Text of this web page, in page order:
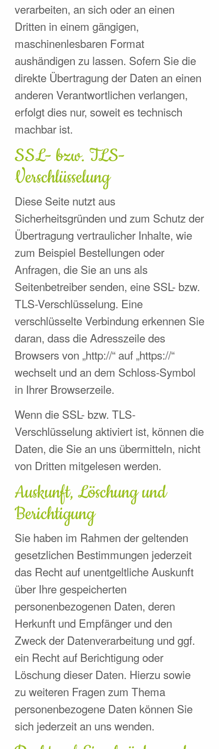
verarbeiten, an sich oder an einen
Dritten in einem gängigen,
maschinenlesbaren Format
aushändigen zu lassen. Sofern Sie die
direkte Übertragung der Daten an einen
anderen Verantwortlichen verlangen,
erfolgt dies nur, soweit es technisch
machbar ist.
SSL- bzw. TLS-
Verschlüsselung
Diese Seite nutzt aus
Sicherheitsgründen und zum Schutz der
Übertragung vertraulicher Inhalte, wie
zum Beispiel Bestellungen oder
Anfragen, die Sie an uns als
Seitenbetreiber senden, eine SSL- bzw.
TLS-Verschlüsselung. Eine
verschlüsselte Verbindung erkennen Sie
daran, dass die Adresszeile des
Browsers von „http://“ auf „https://“
wechselt und an dem Schloss-Symbol
in Ihrer Browserzeile.
Wenn die SSL- bzw. TLS-
Verschlüsselung aktiviert ist, können die
Daten, die Sie an uns übermitteln, nicht
von Dritten mitgelesen werden.
Auskunft, Löschung und
Berichtigung
Sie haben im Rahmen der geltenden
gesetzlichen Bestimmungen jederzeit
das Recht auf unentgeltliche Auskunft
über Ihre gespeicherten
personenbezogenen Daten, deren
Herkunft und Empfänger und den
Zweck der Datenverarbeitung und ggf.
ein Recht auf Berichtigung oder
Löschung dieser Daten. Hierzu sowie
zu weiteren Fragen zum Thema
personenbezogene Daten können Sie
sich jederzeit an uns wenden.